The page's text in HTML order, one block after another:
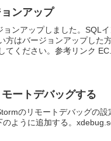
ンアップ
ンアップしました。SQL
方はバージョンアップした
てください。参考リンク
ートデバッグする
のリモートデバッグの
ように追加する。